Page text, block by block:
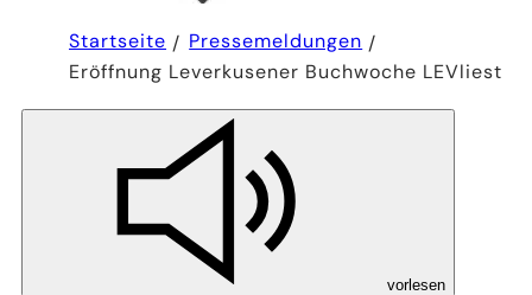
Startseite
Pressemeldungen
Eröffnung Leverkusener Buchwoche LEVliest
vorlesen